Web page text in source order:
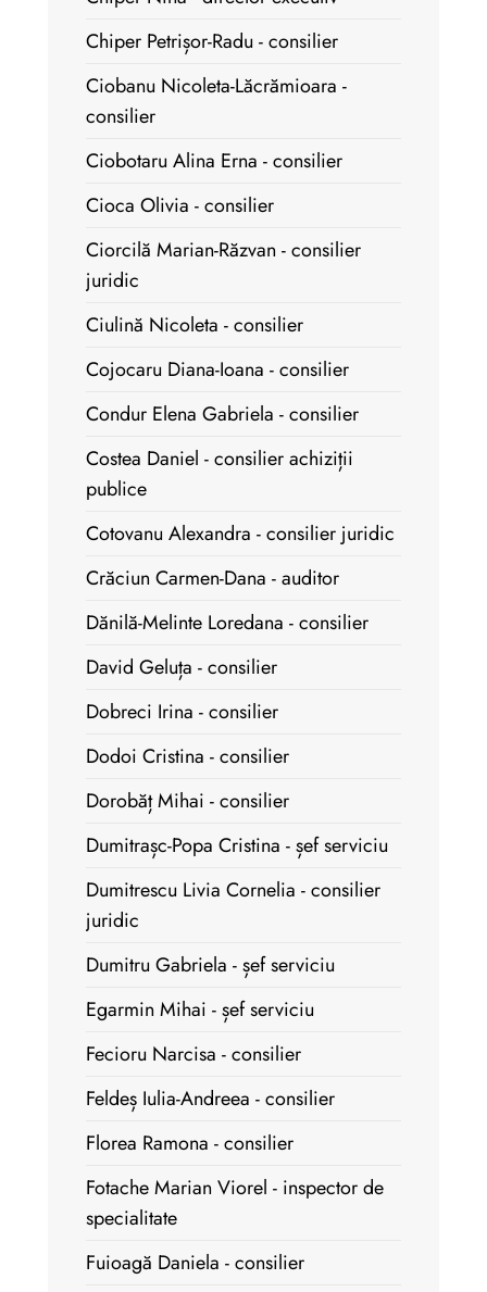
Chiper Petrișor-Radu - consilier
Ciobanu Nicoleta-Lăcrămioara -
consilier
Ciobotaru Alina Erna - consilier
Cioca Olivia - consilier
Ciorcilă Marian-Răzvan - consilier
juridic
Ciulină Nicoleta - consilier
Cojocaru Diana-Ioana - consilier
Condur Elena Gabriela - consilier
Costea Daniel - consilier achiziții
publice
Cotovanu Alexandra - consilier juridic
Crăciun Carmen-Dana - auditor
Dănilă-Melinte Loredana - consilier
David Geluța - consilier
Dobreci Irina - consilier
Dodoi Cristina - consilier
Dorobăț Mihai - consilier
Dumitrașc-Popa Cristina - șef serviciu
Dumitrescu Livia Cornelia - consilier
juridic
Dumitru Gabriela - șef serviciu
Egarmin Mihai - șef serviciu
Fecioru Narcisa - consilier
Feldeș Iulia-Andreea - consilier
Florea Ramona - consilier
Fotache Marian Viorel - inspector de
specialitate
Fuioagă Daniela - consilier